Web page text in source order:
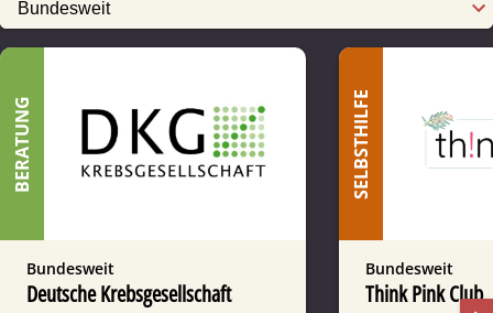
BERATUNG
Bundesweit
Deutsche Krebsgesellschaft
SELBSTHILFE
Bundesweit
Think Pink Club